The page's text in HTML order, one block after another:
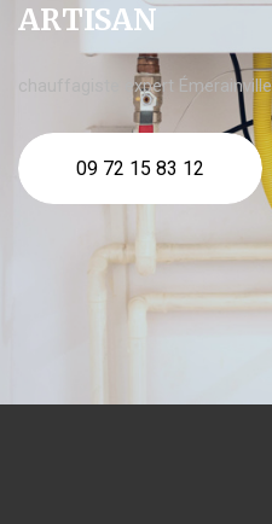
ARTISAN
chauffagiste expert Émerainville
09 72 15 83 12